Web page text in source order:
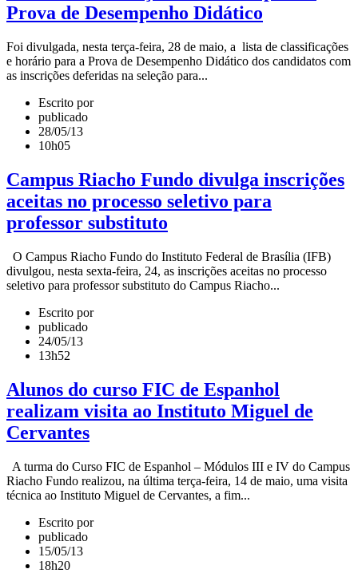
Prova de Desempenho Didático
Foi divulgada, nesta terça-feira, 28 de maio, a lista de classificações
e horário para a Prova de Desempenho Didático dos candidatos com
as inscrições deferidas na seleção para...
Escrito por
publicado
28/05/13
10h05
Campus Riacho Fundo divulga inscrições
aceitas no processo seletivo para
professor substituto
O Campus Riacho Fundo do Instituto Federal de Brasília (IFB)
divulgou, nesta sexta-feira, 24, as inscrições aceitas no processo
seletivo para professor substituto do Campus Riacho...
Escrito por
publicado
24/05/13
13h52
Alunos do curso FIC de Espanhol
realizam visita ao Instituto Miguel de
Cervantes
A turma do Curso FIC de Espanhol – Módulos III e IV do Campus
Riacho Fundo realizou, na última terça-feira, 14 de maio, uma visita
técnica ao Instituto Miguel de Cervantes, a fim...
Escrito por
publicado
15/05/13
18h20